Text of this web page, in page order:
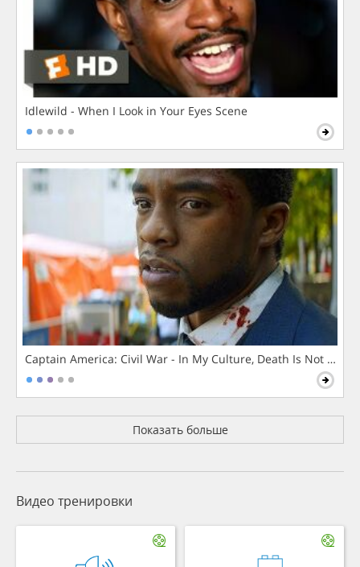
Idlewild - When I Look in Your Eyes Scene
Captain America: Civil War - In My Culture, Death Is Not The
Показать больше
Видео тренировки